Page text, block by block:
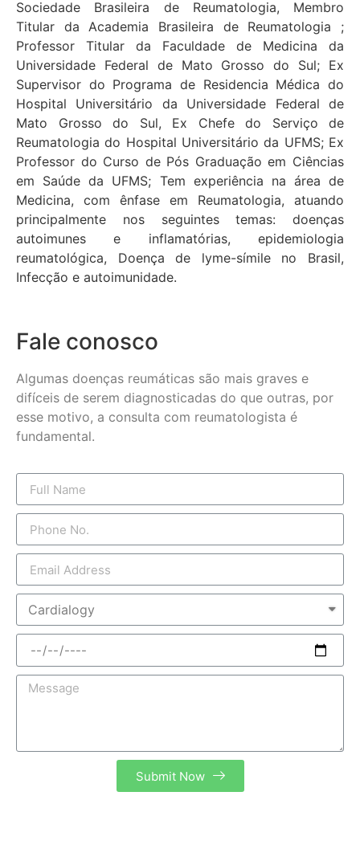
Sociedade Brasileira de Reumatologia, Membro
Titular da Academia Brasileira de Reumatologia ;
Professor Titular da Faculdade de Medicina da
Universidade Federal de Mato Grosso do Sul; Ex
Supervisor do Programa de Residencia Médica do
Hospital Universitário da Universidade Federal de
Mato Grosso do Sul, Ex Chefe do Serviço de
Reumatologia do Hospital Universitário da UFMS; Ex
Professor do Curso de Pós Graduação em Ciências
em Saúde da UFMS; Tem experiência na área de
Medicina, com ênfase em Reumatologia, atuando
principalmente nos seguintes temas: doenças
autoimunes e inflamatórias, epidemiologia
reumatológica, Doença de lyme-símile no Brasil,
Infecção e autoimunidade.
Fale conosco
Algumas doenças reumáticas são mais graves e
difíceis de serem diagnosticadas do que outras, por
esse motivo, a consulta com reumatologista é
fundamental.
Submit Now